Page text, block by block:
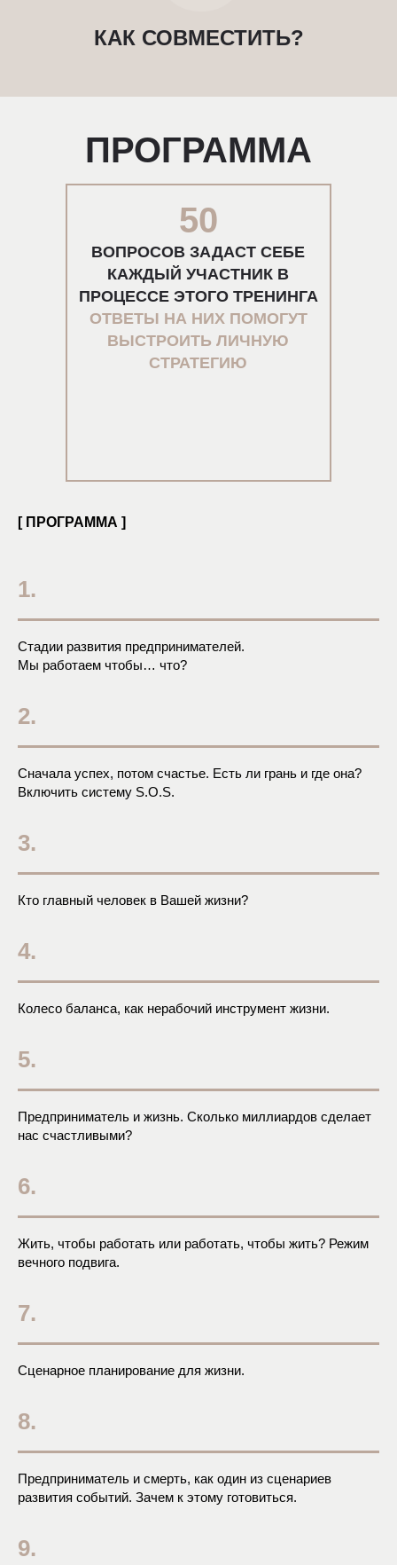
КАК СОВМЕСТИТЬ?
ПРОГРАММА
50
ВОПРОСОВ ЗАДАСТ СЕБЕ
КАЖДЫЙ УЧАСТНИК В
ПРОЦЕССЕ ЭТОГО ТРЕНИНГА
ОТВЕТЫ НА НИХ ПОМОГУТ
ВЫСТРОИТЬ ЛИЧНУЮ
СТРАТЕГИЮ
[ ПРОГРАММА ]
1.
Стадии развития предпринимателей.
Мы работаем чтобы… что?
2.
Сначала успех, потом счастье. Есть ли грань и где она?
Включить систему S.O.S.
3.
Кто главный человек в Вашей жизни?
4.
Колесо баланса, как нерабочий инструмент жизни.
5.
Предприниматель и жизнь. Сколько миллиардов сделает
нас счастливыми?
6.
Жить, чтобы работать или работать, чтобы жить? Режим
вечного подвига.
7.
Сценарное планирование для жизни.
8.
Предприниматель и смерть, как один из сценариев
развития событий. Зачем к этому готовиться.
9.